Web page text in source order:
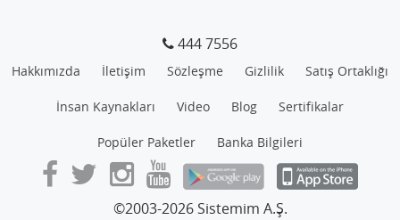
444 7556
Hakkımızda İletişim Sözleşme Gizlilik Satış Ortaklığı
İnsan Kaynakları Video Blog Sertifikalar
Popüler Paketler Banka Bilgileri
©2003-2026 Sistemim A.Ş.